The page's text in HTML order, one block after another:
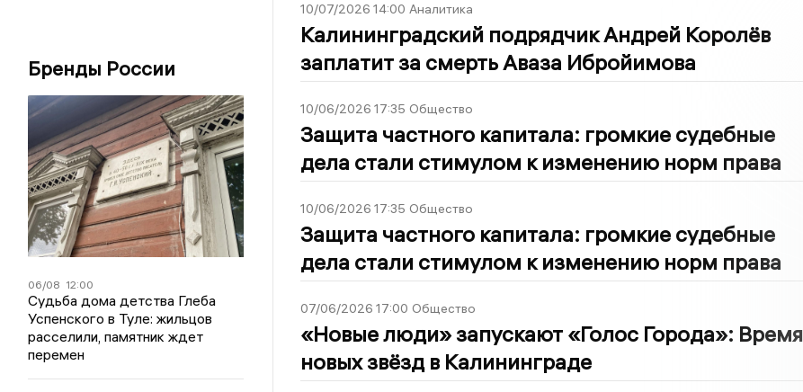
Бренды России
06/08 12:00
Судьба дома детства Глеба
Успенского в Туле: жильцов
расселили, памятник ждет
перемен
10/07/2026 14:00 Аналитика
Калининградский подрядчик Андрей Королёв
заплатит за смерть Аваза Ибройимова
10/06/2026 17:35 Общество
Защита частного капитала: громкие судебные
дела стали стимулом к изменению норм права
10/06/2026 17:35 Общество
Защита частного капитала: громкие судебные
дела стали стимулом к изменению норм права
07/06/2026 17:00 Общество
«Новые люди» запускают «Голос Города»: Время
новых звёзд в Калининграде